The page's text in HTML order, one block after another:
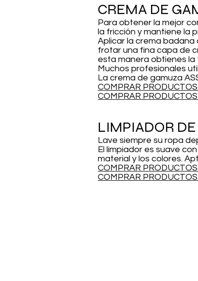
CREMA DE
Para obtener la mejor
la fricción y mantiene la
Aplicar la crema badana
frotar una fina capa de
esta manera obtienes la
Muchos profesionales
La crema de gamuza
COMPRAR
COMPRAR
LIMPIADOR
Lave siempre su ropa
El limpiador es suave
material y los colores.
COMPRAR
COMPRAR